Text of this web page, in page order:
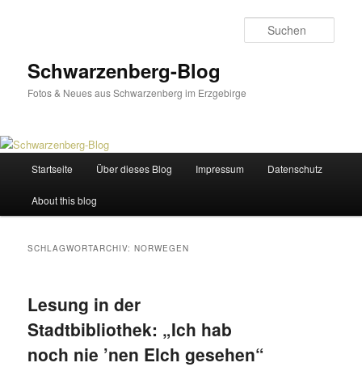
Schwarzenberg-Blog
Fotos & Neues aus Schwarzenberg im Erzgebirge
Startseite Über dieses Blog Impressum Datenschutz
About this blog
SCHLAGWORTARCHIV:NORWEGEN
Lesung in der
Stadtbibliothek: „Ich hab
noch nie ’nen Elch gesehen“